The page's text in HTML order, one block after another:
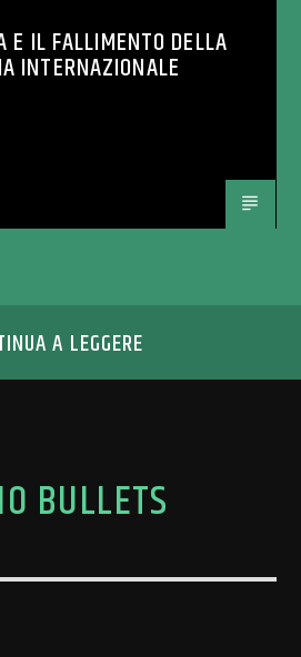
E IL FALLIMENTO DELLA
INTERNAZIONALE
A LEGGERE
BULLETS